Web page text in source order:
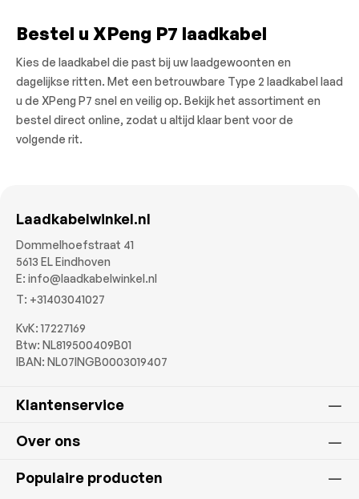
Bestel u XPeng P7 laadkabel
Kies de laadkabel die past bij uw laadgewoonten en
dagelijkse ritten. Met een betrouwbare Type 2 laadkabel laad
u de XPeng P7 snel en veilig op. Bekijk het assortiment en
bestel direct online, zodat u altijd klaar bent voor de
volgende rit.
Laadkabelwinkel.nl
Dommelhoefstraat 41
5613 EL Eindhoven
E: info@laadkabelwinkel.nl
T: +31403041027
KvK: 17227169
Btw: NL819500409B01
IBAN: NL07INGB0003019407
Klantenservice
Over ons
Populaire producten